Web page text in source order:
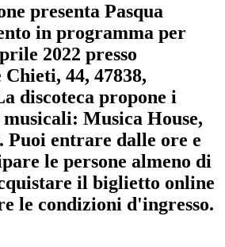
presenta Pasqua
in programma per
2022 presso
44, 47838,
discoteca propone i
musicali: Musica House,
. Puoi entrare dalle ore e
le persone almeno di
il biglietto online
le condizioni d'ingresso.